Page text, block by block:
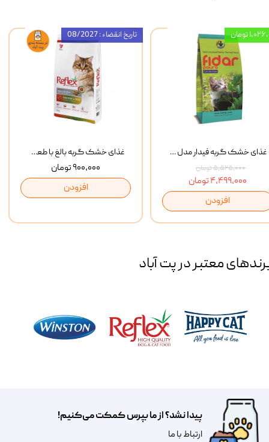
غذای خشک گربه بالغ با طعم مرغ و برنج رفلکس Reflex Multi Color Chicken And Rice وزن 1 کیلوگرم
۹۰۰,۰۰۰ تومان
افزودن
تاریخ انقضاء : 08/2027
غذای خشک گربه فیدار مدل Adult وزن 10 کیلوگرم
۵,۵۲۵,۰۰۰ تومان
۴,۴۹۹,۰۰۰ تومان
افزودن
تومان
معتبر در پت آباد
پیدا نشد؟ از ما بپرس کمکت می‌کنیم!
​​​ارتباط با ما